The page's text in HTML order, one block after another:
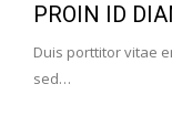
PROIN ID
Duis porttitor vitae
sed…